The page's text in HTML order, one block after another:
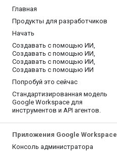
Главная
Продукты для разработчиков
Начать
Создавать с помощью ИИ,
Создавать с помощью ИИ,
Создавать с помощью ИИ,
Создавать с помощью ИИ
Попробуй это сейчас
Стандартизированная модель
Google Workspace для
инструментов и API агентов.
Приложения Google Workspace
Консоль администратора